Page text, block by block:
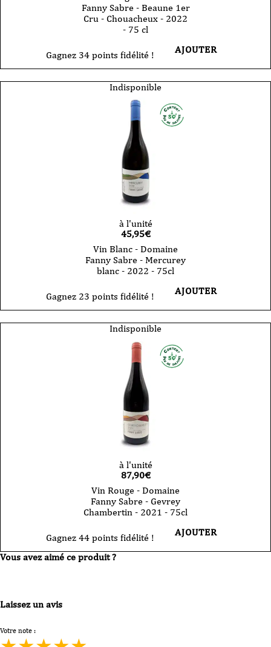
Fanny Sabre - Beaune 1er
Cru - Chouacheux - 2022
- 75 cl
Gagnez 34 points fidélité ! AJOUTER
Indisponible
à l'unité
45,95€
Vin Blanc - Domaine
Fanny Sabre - Mercurey
blanc - 2022 - 75cl
Gagnez 23 points fidélité ! AJOUTER
Indisponible
à l'unité
87,90€
Vin Rouge - Domaine
Fanny Sabre - Gevrey
Chambertin - 2021 - 75cl
Gagnez 44 points fidélité ! AJOUTER
Vous avez aimé ce produit ?
Laissez un avis
Votre note :